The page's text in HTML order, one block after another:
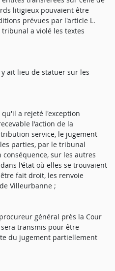
litigieux pouvaient être
prévues par l'article L.
a violé les textes
y ait lieu de statuer sur les
qu'il a rejeté l'exception
l'action de la
service, le jugement
parties, par le tribunal
sur les autres
l'état où elles se trouvaient
fait droit, les renvoie
Villeurbanne ;
général près la Cour
transmis pour être
du jugement partiellement